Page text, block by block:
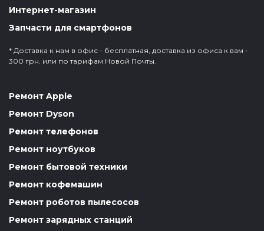
Интернет-магазин
Запчасти для смартфонов
* Доставка к нам в офис - бесплатная, доставка из офиса к вам -
300 грн. или по тарифам Новой Почты.
Ремонт Apple
Ремонт Dyson
Ремонт телефонов
Ремонт ноутбуков
Ремонт бытовой техники
Ремонт кофемашин
Ремонт роботов пылесосов
Ремонт зарядных станций